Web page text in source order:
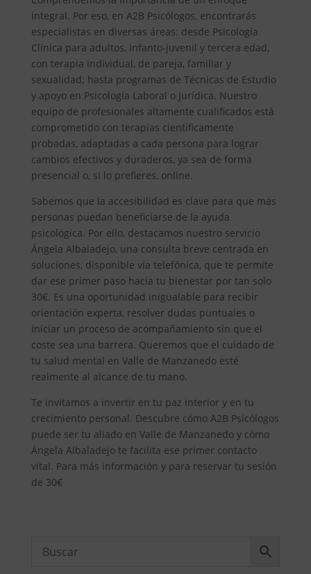
integral. Por eso, en A2B Psicólogos, encontrarás
especialistas en diversas áreas: desde Psicología
Clínica para adultos, infanto-juvenil y tercera edad,
con terapia individual, de pareja, familiar y
sexualidad; hasta programas de Técnicas de Estudio
y apoyo en Psicología Laboral o Jurídica. Nuestro
equipo de profesionales altamente cualificados está
comprometido con terapias científicamente
probadas, adaptadas a cada persona para lograr
cambios efectivos y duraderos, ya sea de forma
presencial o, si lo prefieres, online.
Sabemos que la accesibilidad es clave para que más
personas puedan beneficiarse de la ayuda
psicológica. Por ello, destacamos nuestro servicio
Ángela Albaladejo, una consulta breve centrada en
soluciones, disponible vía telefónica, que te permite
dar ese primer paso hacia tu bienestar por tan solo
30€. Es una oportunidad inigualable para recibir
orientación experta, resolver dudas puntuales o
iniciar un proceso de acompañamiento sin que el
coste sea una barrera. Queremos que el cuidado de
tu salud mental en Valle de Manzanedo esté
realmente al alcance de tu mano.
Te invitamos a invertir en tu paz interior y en tu
crecimiento personal. Descubre cómo A2B Psicólogos
puede ser tu aliado en Valle de Manzanedo y cómo
Ángela Albaladejo te facilita ese primer contacto
vital. Para más información y para reservar tu sesión
de 30€